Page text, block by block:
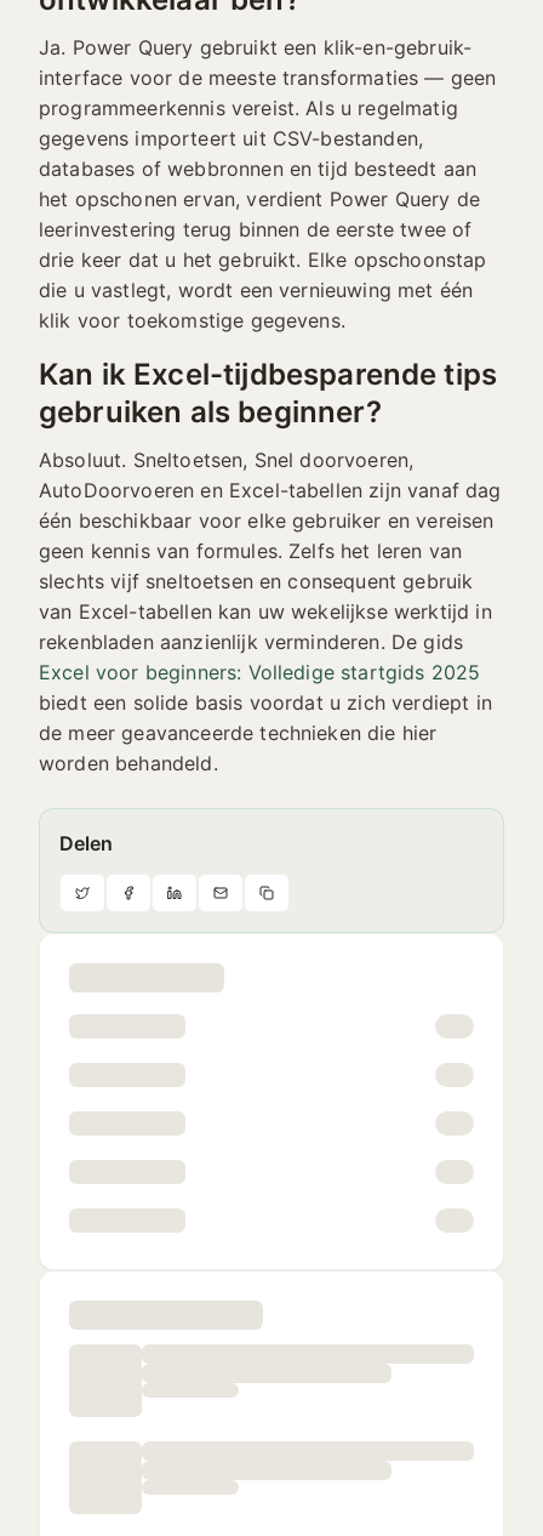
Ja. Power Query gebruikt een klik-en-gebruik-
interface voor de meeste transformaties — geen
programmeerkennis vereist. Als u regelmatig
gegevens importeert uit CSV-bestanden,
databases of webbronnen en tijd besteedt aan
het opschonen ervan, verdient Power Query de
leerinvestering terug binnen de eerste twee of
drie keer dat u het gebruikt. Elke opschoonstap
die u vastlegt, wordt een vernieuwing met één
klik voor toekomstige gegevens.
Kan ik Excel-tijdbesparende tips
gebruiken als beginner?
Absoluut. Sneltoetsen, Snel doorvoeren,
AutoDoorvoeren en Excel-tabellen zijn vanaf dag
één beschikbaar voor elke gebruiker en vereisen
geen kennis van formules. Zelfs het leren van
slechts vijf sneltoetsen en consequent gebruik
van Excel-tabellen kan uw wekelijkse werktijd in
rekenbladen aanzienlijk verminderen. De gids
Excel voor beginners: Volledige startgids 2025
biedt een solide basis voordat u zich verdiept in
de meer geavanceerde technieken die hier
worden behandeld.
Delen